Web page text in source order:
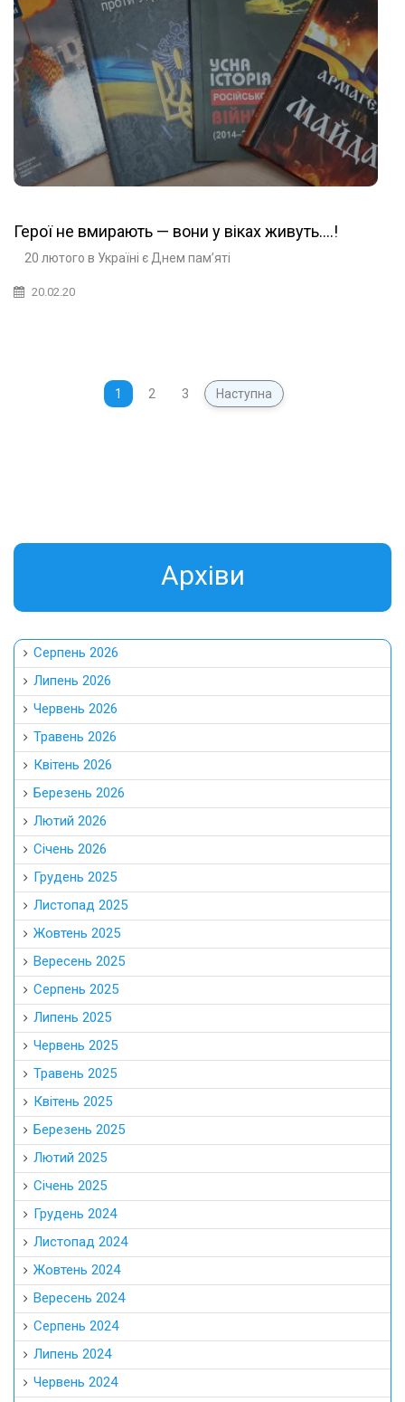
Герої не вмирають — вони у віках живуть….!
20 лютого в Україні є Днем пам’яті
20.02.20
1 2 3 Наступна
Aрхіви
Серпень 2026
Липень 2026
Червень 2026
Травень 2026
Квітень 2026
Березень 2026
Лютий 2026
Січень 2026
Грудень 2025
Листопад 2025
Жовтень 2025
Вересень 2025
Серпень 2025
Липень 2025
Червень 2025
Травень 2025
Квітень 2025
Березень 2025
Лютий 2025
Січень 2025
Грудень 2024
Листопад 2024
Жовтень 2024
Вересень 2024
Серпень 2024
Липень 2024
Червень 2024